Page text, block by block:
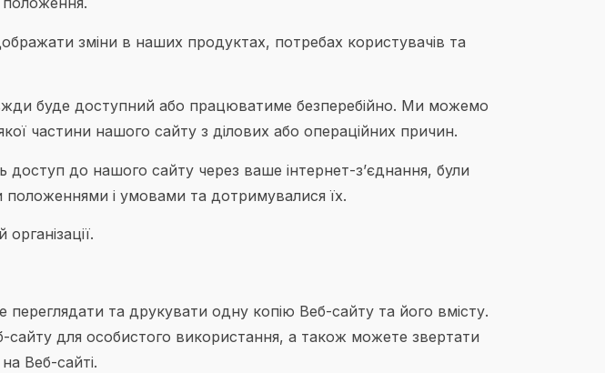
зміни в наших продуктах, потребах користувачів та
буде доступний або працюватиме безперебійно. Ми можемо
частини нашого сайту з ділових або операційних причин.
доступ до нашого сайту через ваше інтернет-з’єднання, були
і умовами та дотримувалися їх.
та друкувати одну копію Веб-сайту та його вмісту.
сайту для особистого використання, а також можете звертати
Веб-сайті.